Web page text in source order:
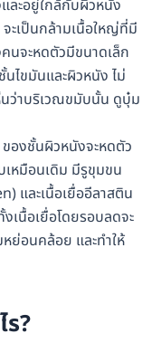
ละอยู่ใกล้กับผิวหนัง
ะเป็นกล้ามเนื้อใหญ่ที่มี
นจะหดตัวมีขนาดเล็ก
ไขมันและผิวหนัง ไม่
ว่าบริเวณขมับนั้น ดูบุ๋ม
องชั้นผิวหนังจะหดตัว
เหมือนเดิม มีรูขุมขน
และเนื้อเยื่ออีลาสติน
เนื้อเยื่อโดยรอบลดจะ
ย่อนคล้อย และทำให้
?